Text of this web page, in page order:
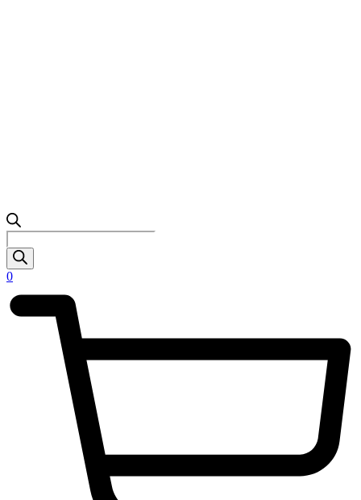
Products
search
0